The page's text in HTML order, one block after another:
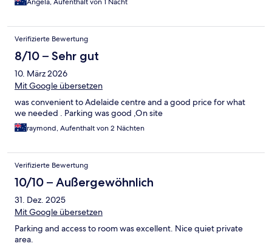
Angela, Aufenthalt von 1 Nacht
Verifizierte Bewertung
8/10 – Sehr gut
10. März 2026
Mit Google übersetzen
was convenient to Adelaide centre and a good price for what
we needed . Parking was good ,On site
raymond, Aufenthalt von 2 Nächten
Verifizierte Bewertung
10/10 – Außergewöhnlich
31. Dez. 2025
Mit Google übersetzen
Parking and access to room was excellent. Nice quiet private
area.